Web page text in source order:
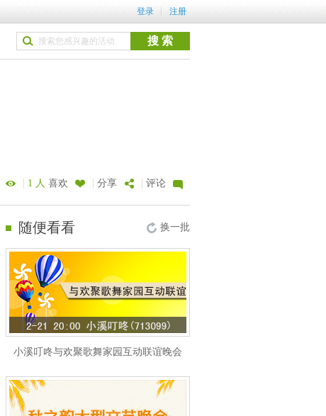
登录 注册
| 1 人 喜欢 | 分享 | 评论
随便看看 换一批
小溪叮咚与欢聚歌舞家园互动联谊晚会